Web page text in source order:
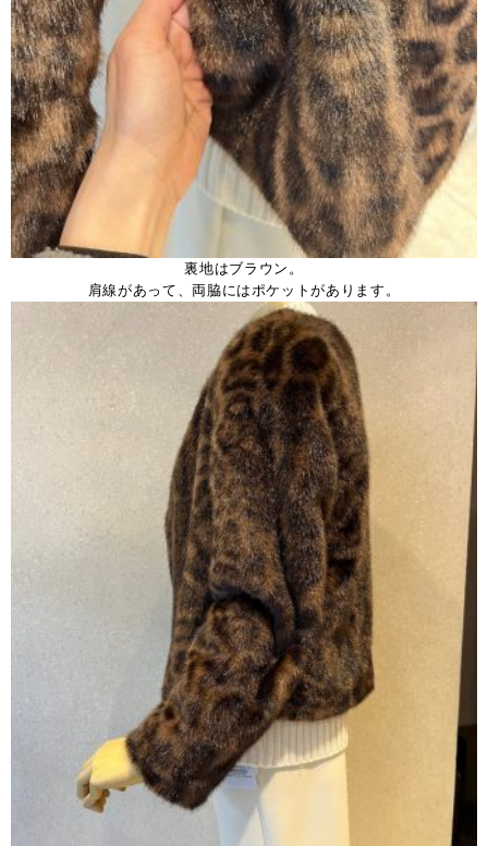
裏地はブラウン。
肩線があって、両脇にはポケットがあります。